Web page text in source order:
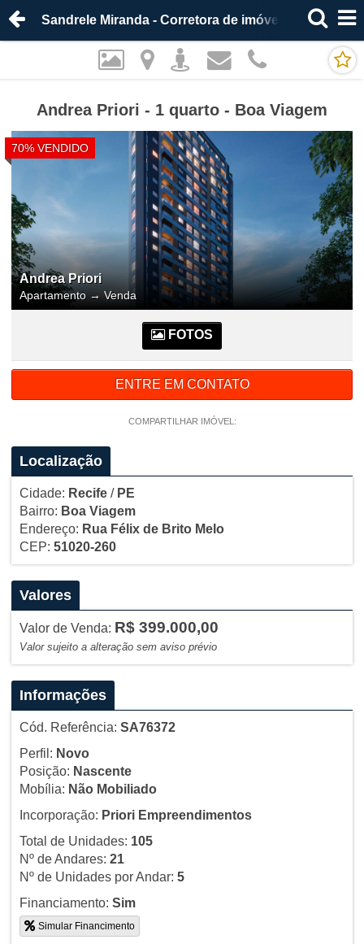
Sandrele Miranda - Corretora de imóveis
Andrea Priori - 1 quarto - Boa Viagem
70% VENDIDO
Andrea Priori
Apartamento → Venda
FOTOS
ENTRE EM CONTATO
COMPARTILHAR IMÓVEL:
Localização
Cidade: Recife/ PE
Bairro: Boa Viagem
Endereço: Rua Félix de Brito Melo
CEP: 51020-260
Valores
Valor de Venda: R$ 399.000,00
Valor sujeito a alteração sem aviso prévio
Informações
Cód. Referência: SA76372
Perfil: Novo
Posição: Nascente
Mobília: Não Mobiliado
Incorporação: Priori Empreendimentos
Total de Unidades: 105
Nº de Andares: 21
Nº de Unidades por Andar: 5
Financiamento: Sim
Simular Financimento